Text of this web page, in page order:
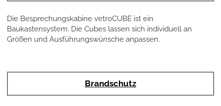
Die Besprechungskabine vetroCUBE ist ein
Baukastensystem. Die Cubes lassen sich individuell an
Größen und Ausführungswünsche anpassen.
Brandschutz